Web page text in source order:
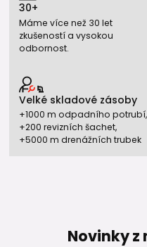
30+
Máme více než 30 let
zkušeností a vysokou
odbornost.
Velké skladové zásoby
+1000 m odpadního potrubí,
+200 revizních šachet,
+5000 m drenážních trubek
Novinky z